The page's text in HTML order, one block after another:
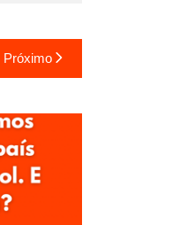
Próximo